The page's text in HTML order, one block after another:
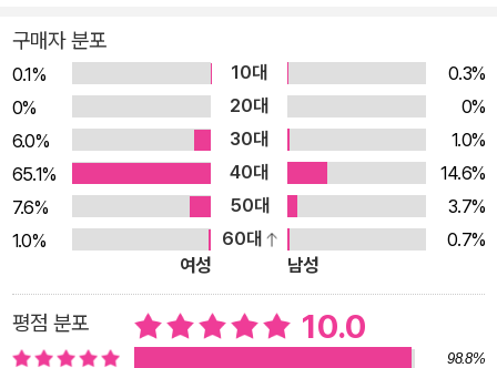
페인 사진도 가득 담아, 실제로 여행에 간 듯한 느낌을 받을 수 있
어요. 5. 퀴즈를 풀며 세계사 실력을 키워요! ‘술술 풀리는 세계사
퀴즈’로 내용을 복습하고 세계사 실력을 스스로 확인해 보세요.
여러 가지 역사 퀴즈를 통해 사고력과 문제 해결 능력을 키울 수
있어요. 6. 세계사와 한국사를 비교하며 함께 배워요! ‘같은 시대
우리는’을 통해 스페인과 우리나라 역사를 비교해 보아요. 이사벨
여왕이 자신의 기반을 다지고 있을 무렵, 우리나라에 어떤 일이
일어났는지 알아보며, 세계사와 함께 한국사 지식을 키워 나가요.
구매자 분포
0.1% 10대
0.3%
0%
20대
0%
6.0%
30대
1.0%
65.1%
40대
14.6%
7.6%
50대
3.7%
1.0%
60대
0.7%
여성
남성
평점 분포 10.0
98.8%